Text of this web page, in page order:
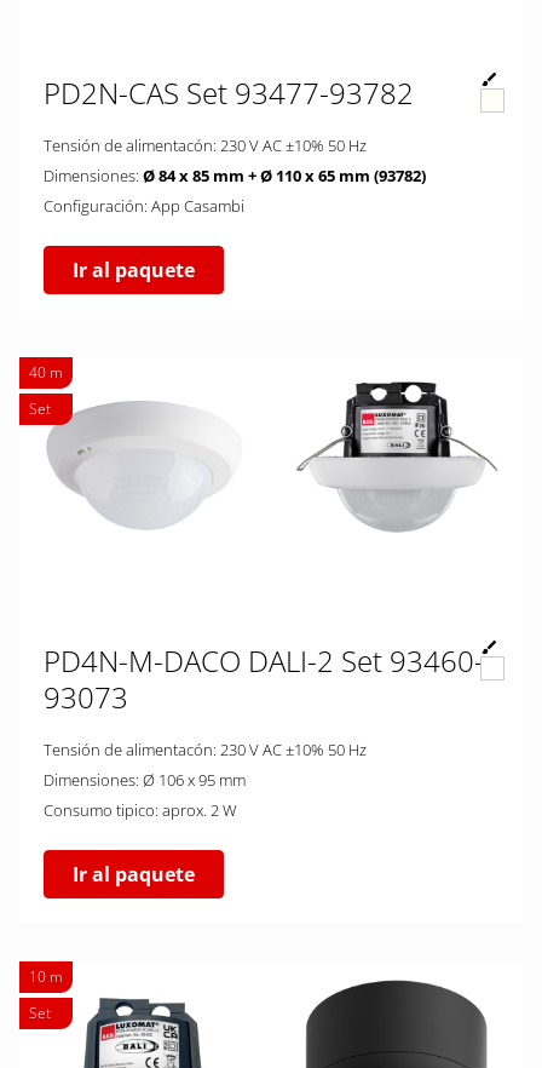
PD2N-CAS Set 93477-93782
Tensión de alimentacón: 230 V AC ±10% 50 Hz
Dimensiones: Ø 84 x 85 mm + Ø 110 x 65 mm (93782)
Configuración: App Casambi
Ir al paquete
40 m
Set
PD4N-M-DACO DALI-2 Set 93460-
93073
Tensión de alimentacón: 230 V AC ±10% 50 Hz
Dimensiones: Ø 106 x 95 mm
Consumo tipico: aprox. 2 W
Ir al paquete
10 m
Set